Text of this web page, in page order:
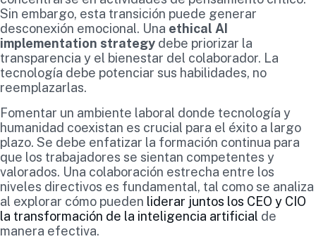
Sin embargo, esta transición puede generar
desconexión emocional. Una ethical AI
implementation strategy debe priorizar la
transparencia y el bienestar del colaborador. La
tecnología debe potenciar sus habilidades, no
reemplazarlas.
Fomentar un ambiente laboral donde tecnología y
humanidad coexistan es crucial para el éxito a largo
plazo. Se debe enfatizar la formación continua para
que los trabajadores se sientan competentes y
valorados. Una colaboración estrecha entre los
niveles directivos es fundamental, tal como se analiza
al explorar cómo pueden liderar juntos los CEO y CIO
la transformación de la inteligencia artificial de
manera efectiva.